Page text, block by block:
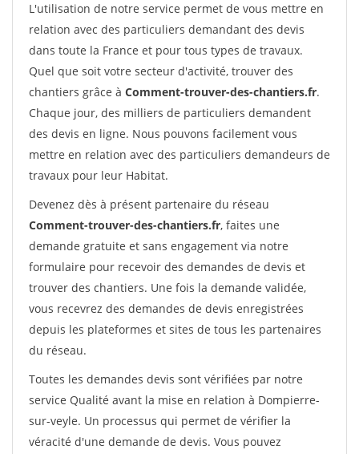
L'utilisation de notre service permet de vous mettre en
relation avec des particuliers demandant des devis
dans toute la France et pour tous types de travaux.
Quel que soit votre secteur d'activité, trouver des
chantiers grâce à Comment-trouver-des-chantiers.fr.
Chaque jour, des milliers de particuliers demandent
des devis en ligne. Nous pouvons facilement vous
mettre en relation avec des particuliers demandeurs de
travaux pour leur Habitat.
Devenez dès à présent partenaire du réseau
Comment-trouver-des-chantiers.fr, faites une
demande gratuite et sans engagement via notre
formulaire pour recevoir des demandes de devis et
trouver des chantiers. Une fois la demande validée,
vous recevrez des demandes de devis enregistrées
depuis les plateformes et sites de tous les partenaires
du réseau.
Toutes les demandes devis sont vérifiées par notre
service Qualité avant la mise en relation à Dompierre-
sur-veyle. Un processus qui permet de vérifier la
véracité d'une demande de devis. Vous pouvez